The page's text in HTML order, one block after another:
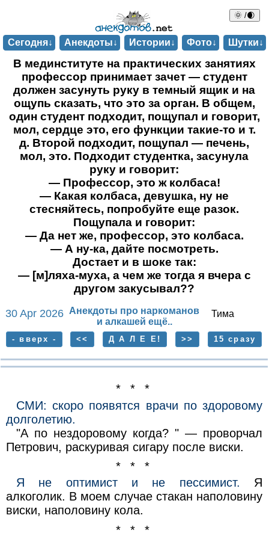
🌞 /🌒
Сегодня↓ Анекдоты↓ Истории↓ Фото↓ Шутки↓
В мединституте на практических занятиях
профессор принимает зачет — студент
должен засунуть руку в темный ящик и на
ощупь сказать, что это за орган. В общем,
один студент подходит, пощупал и говорит,
мол, сердце это, его функции такие-то и т.
д. Второй подходит, пощупал — печень,
мол, это. Подходит студентка, засунула
руку и говорит:
— Профессор, это ж колбаса!
— Какая колбаса, девушка, ну не
стесняйтесь, попробуйте еще разок.
Пощупала и говорит:
— Да нет же, профессор, это колбаса.
— А ну-ка, дайте посмотреть.
Достает и в шоке так:
— [м]ляха-муха, а чем же тогда я вчера с
другом закусывал??
30 Apr 2026 Анекдоты про наркоманов
и алкашей ещё..
Тима
- вверх - << Д А Л Е Е! >> 15 сразу
* * *
СМИ: скоро появятся врачи по здоровому
долголетию.
"А по нездоровому когда? " — проворчал
Петрович, раскуривая сигару после виски.
* * *
Я не оптимист и не пессимист. Я
алкоголик. В моем случае стакан наполовину
виски, наполовину кола.
* * *